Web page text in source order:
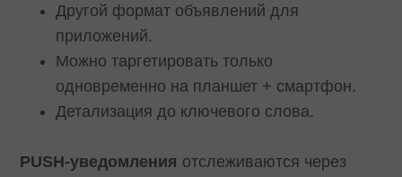
Другой формат объявлений для
приложений.
Можно таргетировать только
одновременно на планшет + смартфон.
Детализация до ключевого слова.
PUSH-уведомления отслеживаются через